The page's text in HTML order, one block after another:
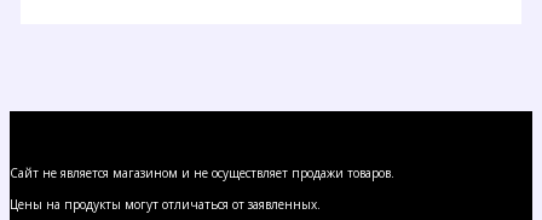
Сайт не является магазином и не осуществляет продажи товаров.
Цены на продукты могут отличаться от заявленных.